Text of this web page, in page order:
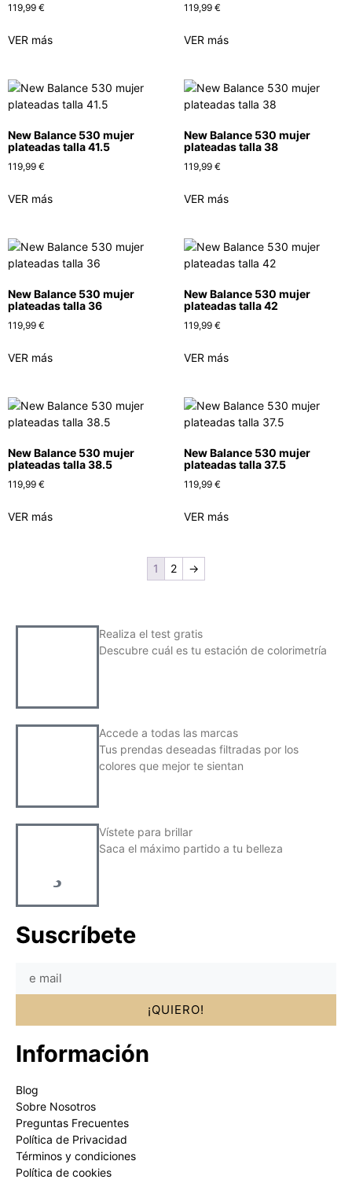
119,99 €
VER más
119,99 €
VER más
New Balance 530 mujer
plateadas talla 41.5
119,99 €
VER más
New Balance 530 mujer
plateadas talla 38
119,99 €
VER más
New Balance 530 mujer
plateadas talla 36
119,99 €
VER más
New Balance 530 mujer
plateadas talla 42
119,99 €
VER más
New Balance 530 mujer
plateadas talla 38.5
119,99 €
VER más
New Balance 530 mujer
plateadas talla 37.5
119,99 €
VER más
1 2 →
Realiza el test gratis
Descubre cuál es tu estación de colorimetría
Accede a todas las marcas
Tus prendas deseadas filtradas por los
colores que mejor te sientan
Vístete para brillar
Saca el máximo partido a tu belleza
Suscríbete
¡QUIERO!
Información
Blog
Sobre Nosotros
Preguntas Frecuentes
Política de Privacidad
Términos y condiciones
Política de cookies